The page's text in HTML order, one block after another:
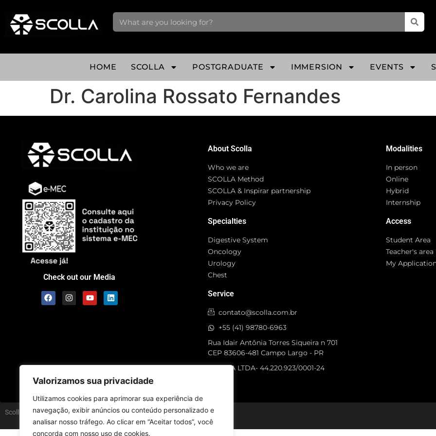
Valorizamos sua privacidade
Utilizamos cookies para aprimorar sua experiência de
navegação, exibir anúncios ou conteúdo personalizado e
analisar nosso tráfego. Ao clicar em “Aceitar todos”, você
concorda com nosso uso de cookies.
HOME SCOLLA POSTGRADUATE IMMERSION EVENTS
Dr. Carolina Rossato Fernandes
Check out our Media
About Scolla
Who we are
SCOLLA Method
SCOLLA & Inspirar partnership
Privacy Policy
Specialties
Digestive System
Oncology
Urology
Chest
Service
contato@scolla.com.br
+55 (41) 98780-6963
Rua Idair Antônia Torres Siqueira n 701
CEP 83606-481 Campo Largo - PR
SCOLLA LTDA- 44.220.923/0001-24
Modalities
In person
Online
Hybrid
Internship
Access
Student Area
Teacher's area
My
Scolla © - All Rights Reserved